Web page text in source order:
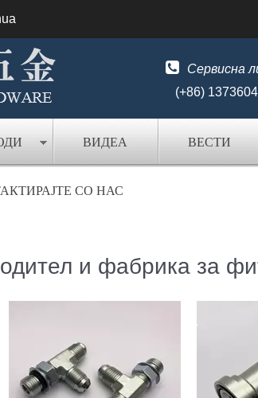

Сервисна
(+86)
ВИДЕА ВЕСТИ
СО НАС
и фабрика за